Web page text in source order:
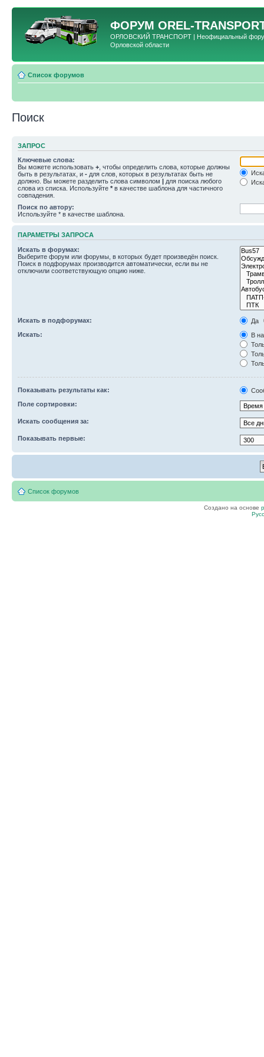
ФОРУМ OREL-
ОРЛОВСКИЙ ТРАНСПОРТ | Неофициальный форум
Орловской области
Список форумов
Поиск
ЗАПРОС
Ключевые слова:
Вы можете использовать + , чтобы определить слова, которые должны
быть в результатах, и - для слов, которых в результатах быть не
должно. Вы можете разделить слова символом | для поиска любого
слова из списка. Используйте * в качестве шаблона для частичного
совпадения.
Поиск по автору:
Используйте * в качестве шаблона.
ПАРАМЕТРЫ ЗАПРОСА
Искать в форумах:
Выберите форум или форумы, в которых будет произведён поиск.
Поиск в подфорумах производится автоматически, если вы не
отключили соответствующую опцию ниже.
Искать в подфорумах:
Да
Искать:
В
Показывать результаты как:
Поле сортировки:
Искать сообщения за:
Показывать первые:
Список форумов
Создано на основе